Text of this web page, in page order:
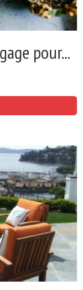
pour...